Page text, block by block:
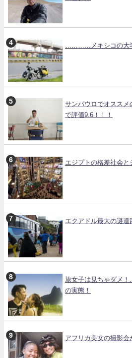
…………メキシコの大学
サンパウロでオススメ
で評価9.6！！！
エジプトの格差社会と
エクアドル最大の謎遺
旅女子は見ちゃダメ
の実態！
アフリカ美女の撮影